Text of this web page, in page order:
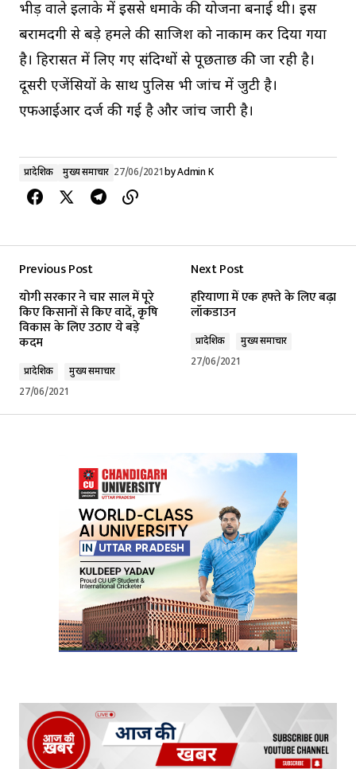
भीड़ वाले इलाके में इससे धमाके की योजना बनाई थी। इस
बरामदगी से बड़े हमले की साजिश को नाकाम कर दिया गया
है। हिरासत में लिए गए संदिग्धों से पूछताछ की जा रही है।
दूसरी एजेंसियों के साथ पुलिस भी जांच में जुटी है।
एफआईआर दर्ज की गई है और जांच जारी है।
प्रादेशिक मुख्य समाचार 27/06/2021byAdmin K
Previous Post
योगी सरकार ने चार साल में पूरे
किए किसानों से किए वादें, कृषि
विकास के लिए उठाए ये बड़े
कदम
प्रादेशिक
मुख्य समाचार
27/06/2021
Next Post
हरियाणा में एक हफ्ते के लिए बढ़ा
लॉकडाउन
प्रादेशिक
मुख्य समाचार
27/06/2021